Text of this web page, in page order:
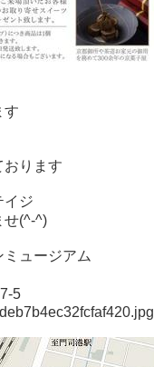
す
おります
イジ
せ(^-^)
ュージアム
5